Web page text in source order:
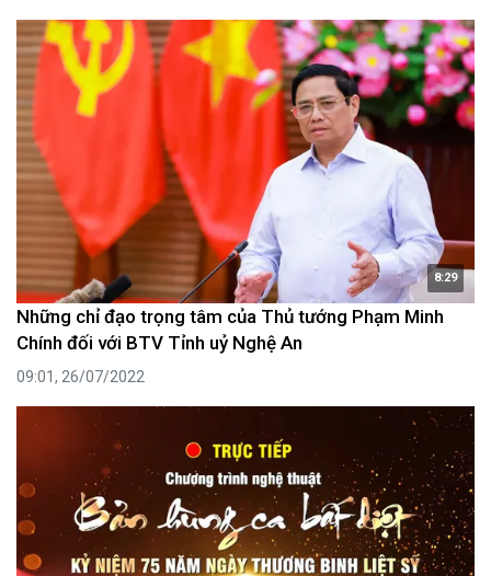
8:29
Những chỉ đạo trọng tâm của Thủ tướng Phạm Minh
Chính đối với BTV Tỉnh uỷ Nghệ An
09:01, 26/07/2022